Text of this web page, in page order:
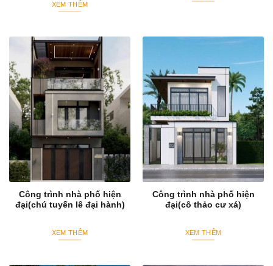
XEM THÊM
Công trình nhà phố hiện
đại(chú tuyến lê đại hành)
XEM THÊM
Công trình nhà phố hiện
đại(cô thảo cư xá)
XEM THÊM